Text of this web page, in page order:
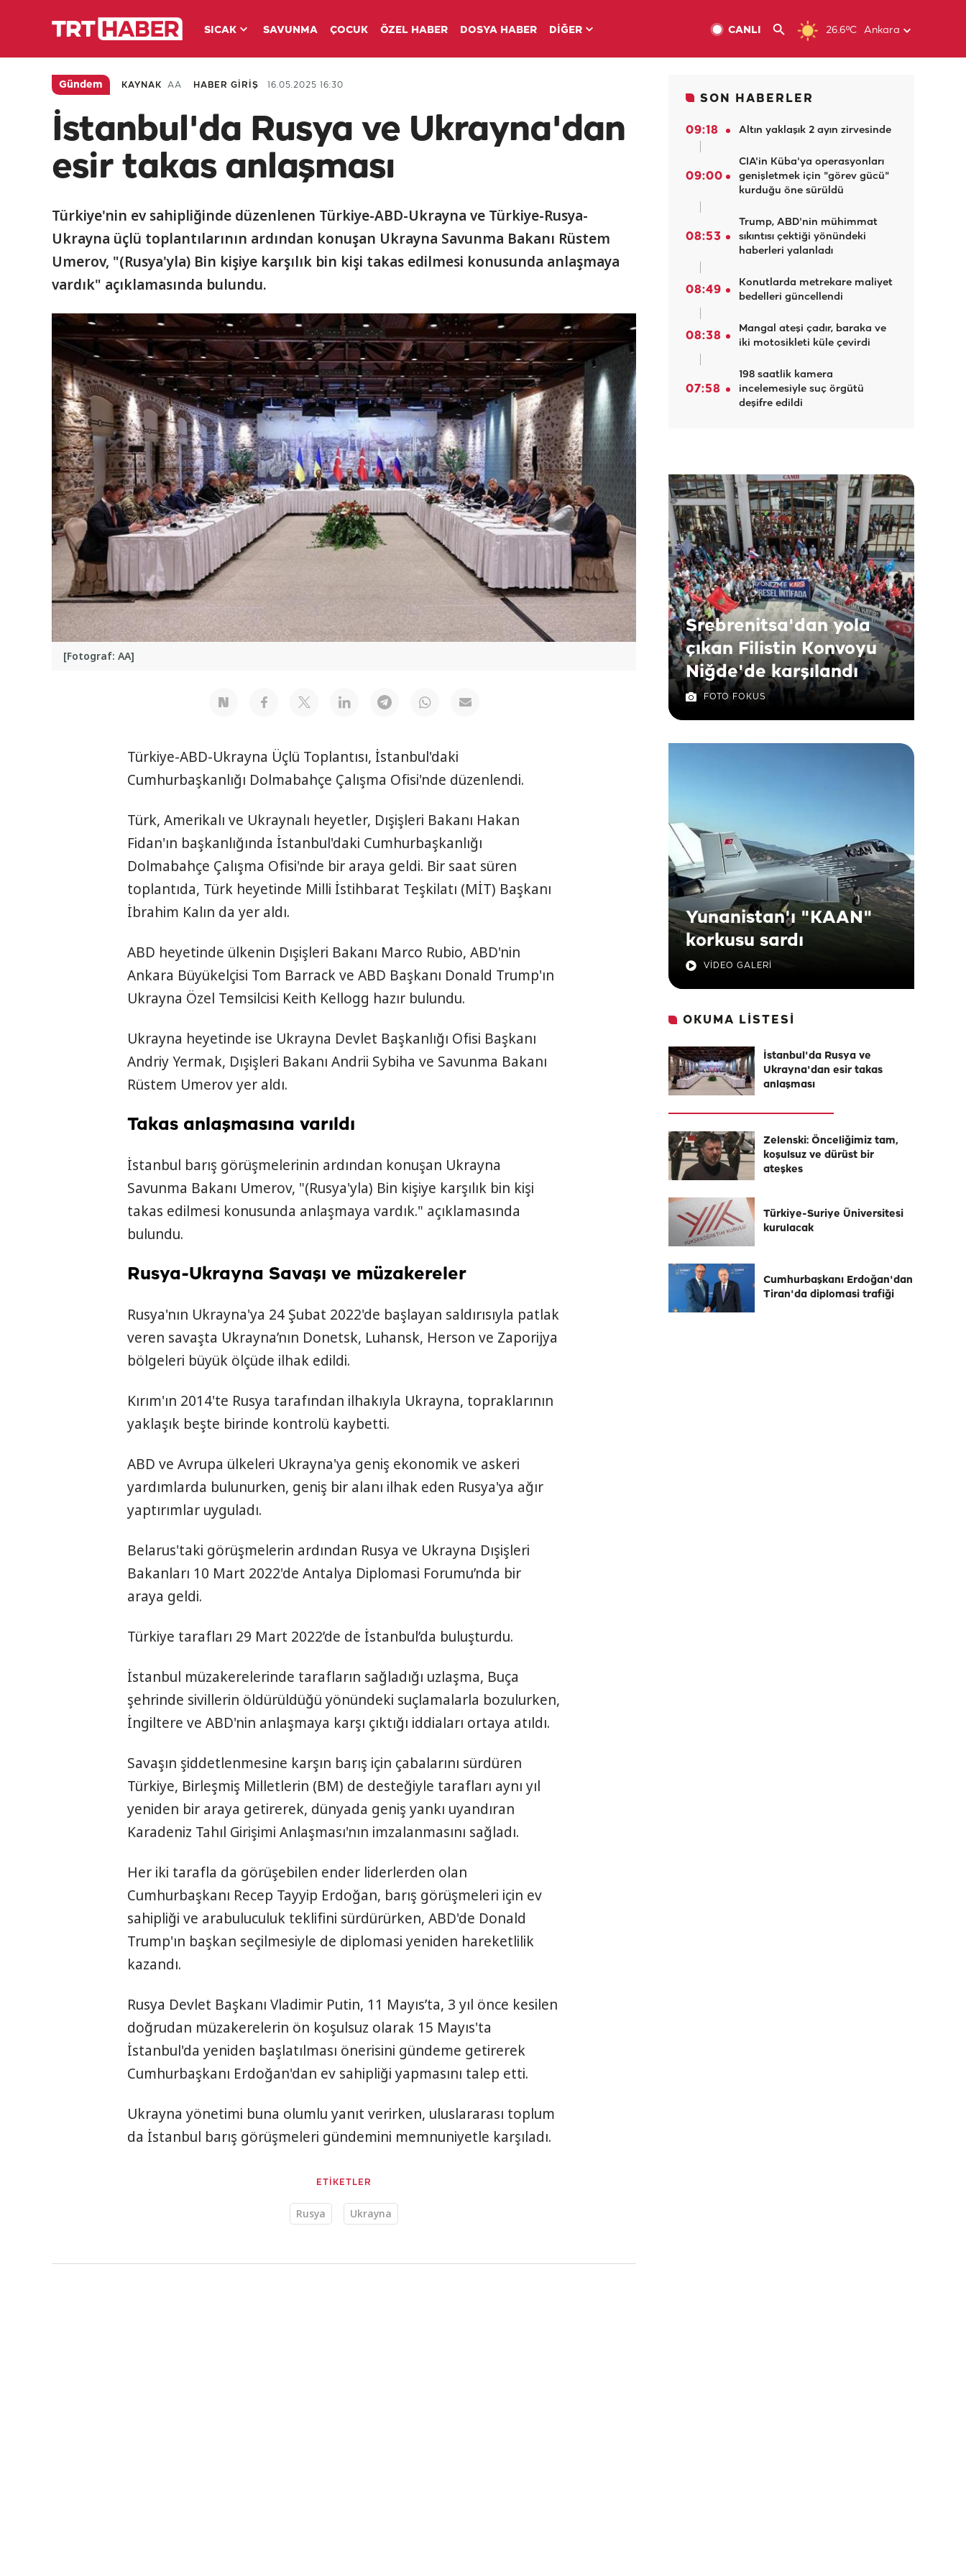
SICAK SAVUNMA ÇOCUK ÖZEL HABER DOSYA HABER DİĞER 26.6ºC Ankara
CANLI
Gündem KAYNAK AA HABER GİRİŞ 16.05.2025 16:30
İstanbul'da Rusya ve Ukrayna'dan
esir takas anlaşması
Türkiye'nin ev sahipliğinde düzenlenen Türkiye-ABD-Ukrayna ve Türkiye-Rusya-
Ukrayna üçlü toplantılarının ardından konuşan Ukrayna Savunma Bakanı Rüstem
Umerov, "(Rusya'yla) Bin kişiye karşılık bin kişi takas edilmesi konusunda anlaşmaya
vardık" açıklamasında bulundu.
[Fotograf: AA]
Türkiye-ABD-Ukrayna Üçlü Toplantısı, İstanbul'daki
Cumhurbaşkanlığı Dolmabahçe Çalışma Ofisi'nde düzenlendi.
Türk, Amerikalı ve Ukraynalı heyetler, Dışişleri Bakanı Hakan
Fidan'ın başkanlığında İstanbul'daki Cumhurbaşkanlığı
Dolmabahçe Çalışma Ofisi'nde bir araya geldi. Bir saat süren
toplantıda, Türk heyetinde Milli İstihbarat Teşkilatı (MİT) Başkanı
İbrahim Kalın da yer aldı.
ABD heyetinde ülkenin Dışişleri Bakanı Marco Rubio, ABD'nin
Ankara Büyükelçisi Tom Barrack ve ABD Başkanı Donald Trump'ın
Ukrayna Özel Temsilcisi Keith Kellogg hazır bulundu.
Ukrayna heyetinde ise Ukrayna Devlet Başkanlığı Ofisi Başkanı
Andriy Yermak, Dışişleri Bakanı Andrii Sybiha ve Savunma Bakanı
Rüstem Umerov yer aldı.
Takas anlaşmasına varıldı
İstanbul barış görüşmelerinin ardından konuşan Ukrayna
Savunma Bakanı Umerov, "(Rusya'yla) Bin kişiye karşılık bin kişi
takas edilmesi konusunda anlaşmaya vardık." açıklamasında
bulundu.
⁠⁠Rusya-Ukrayna Savaşı ve müzakereler
Rusya'nın Ukrayna'ya 24 Şubat 2022'de başlayan saldırısıyla patlak
veren savaşta Ukrayna’nın Donetsk, Luhansk, Herson ve Zaporijya
bölgeleri büyük ölçüde ilhak edildi.
Kırım'ın 2014'te Rusya tarafından ilhakıyla Ukrayna, topraklarının
yaklaşık beşte birinde kontrolü kaybetti.
ABD ve Avrupa ülkeleri Ukrayna'ya geniş ekonomik ve askeri
yardımlarda bulunurken, geniş bir alanı ilhak eden Rusya'ya ağır
yaptırımlar uyguladı.
Belarus'taki görüşmelerin ardından Rusya ve Ukrayna Dışişleri
Bakanları 10 Mart 2022'de Antalya Diplomasi Forumu’nda bir
araya geldi.
Türkiye tarafları 29 Mart 2022’de de İstanbul’da buluşturdu.
İstanbul müzakerelerinde tarafların sağladığı uzlaşma, Buça
şehrinde sivillerin öldürüldüğü yönündeki suçlamalarla bozulurken,
İngiltere ve ABD'nin anlaşmaya karşı çıktığı iddiaları ortaya atıldı.
Savaşın şiddetlenmesine karşın barış için çabalarını sürdüren
Türkiye, Birleşmiş Milletlerin (BM) de desteğiyle tarafları aynı yıl
yeniden bir araya getirerek, dünyada geniş yankı uyandıran
Karadeniz Tahıl Girişimi Anlaşması'nın imzalanmasını sağladı.
Her iki tarafla da görüşebilen ender liderlerden olan
Cumhurbaşkanı Recep Tayyip Erdoğan, barış görüşmeleri için ev
sahipliği ve arabuluculuk teklifini sürdürürken, ABD'de Donald
Trump'ın başkan seçilmesiyle de diplomasi yeniden hareketlilik
kazandı.
Rusya Devlet Başkanı Vladimir Putin, 11 Mayıs’ta, 3 yıl önce kesilen
doğrudan müzakerelerin ön koşulsuz olarak 15 Mayıs'ta
İstanbul'da yeniden başlatılması önerisini gündeme getirerek
Cumhurbaşkanı Erdoğan'dan ev sahipliği yapmasını talep etti.
Ukrayna yönetimi buna olumlu yanıt verirken, uluslararası toplum
da İstanbul barış görüşmeleri gündemini memnuniyetle karşıladı.
ETİKETLER
Rusya Ukrayna
SON HABERLER
09:18 Altın yaklaşık 2 ayın zirvesinde
09:00
CIA'in Küba'ya operasyonları
genişletmek için "görev gücü"
kurduğu öne sürüldü
08:53
Trump, ABD'nin mühimmat
sıkıntısı çektiği yönündeki
haberleri yalanladı
08:49
Konutlarda metrekare maliyet
bedelleri güncellendi
08:38
Mangal ateşi çadır, baraka ve
iki motosikleti küle çevirdi
07:58
198 saatlik kamera
incelemesiyle suç örgütü
deşifre edildi
Srebrenitsa'dan yola
çıkan Filistin Konvoyu
Niğde'de karşılandı
FOTO FOKUS
Yunanistan'ı "KAAN"
korkusu sardı
VİDEO GALERİ
OKUMA LİSTESİ
İstanbul'da Rusya ve
Ukrayna'dan esir takas
anlaşması
Zelenski: Önceliğimiz tam,
koşulsuz ve dürüst bir
ateşkes
Türkiye-Suriye Üniversitesi
kurulacak
Cumhurbaşkanı Erdoğan'dan
Tiran'da diplomasi trafiği